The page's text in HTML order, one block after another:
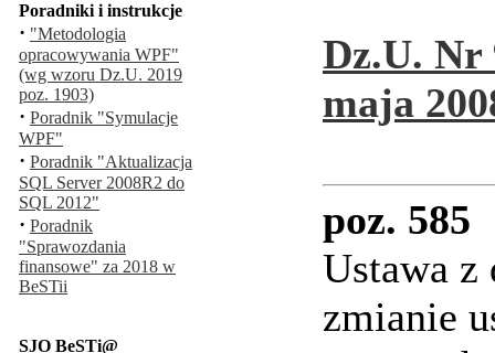
Poradniki i instrukcje
· "Metodologia
opracowywania WPF"
(wg wzoru Dz.U. 2019
poz. 1903)
· Poradnik "Symulacje
WPF"
· Poradnik "Aktualizacja
SQL Server 2008R2 do
SQL 2012"
· Poradnik
"Sprawozdania
finansowe" za 2018 w
BeSTii
SJO BeSTi@
Dz.U. Nr
maja
poz. 585
Ustawa z
zmianie